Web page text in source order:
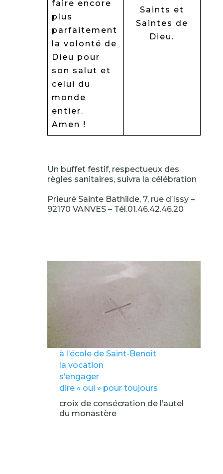
faire encore
plus
parfaitement
la volonté de
Dieu pour
son salut et
celui du
monde
entier.
Amen !
Saints et
Saintes de
Dieu.
Un buffet festif, respectueux des
règles sanitaires, suivra la célébration
Prieuré Sainte Bathilde, 7, rue d’Issy –
92170 VANVES – Tél.01.46.42.46.20
à l’école de Saint-Benoît
la vocation
s’engager
dire « oui » pour toujours
croix de consécration de l’autel
du monastère